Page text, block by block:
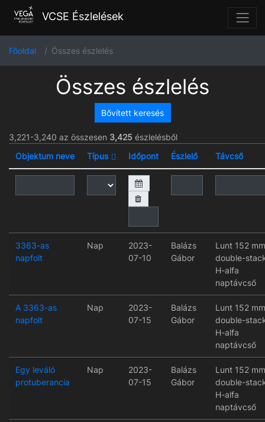
VCSE Észlelések
Főoldal Összes észlelés
Összes észlelés
Bővített keresés
3,221-3,240 az összesen 3,425 észlelésből
Objektum neve
Típus Időpont Észlelő Távcső
3363-as
napfolt
Nap
2023-
07-10
Balázs
Gábor
Lunt 152 mm
double-
H-alfa
naptávcső
A 3363-as
napfolt
Nap
2023-
07-15
Balázs
Gábor
Lunt 152 mm
double-
H-alfa
naptávcső
Egy leváló
protuberancia
Nap
2023-
07-15
Balázs
Gábor
Lunt 152 mm
double-
H-alfa
naptávcső